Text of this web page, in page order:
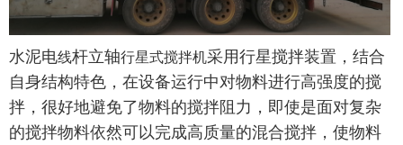
水泥电线杆立轴行星式搅拌机采用行星搅拌装置，结合
自身结构特色，在设备运行中对物料进行高强度的搅
拌，很好地避免了物料的搅拌阻力，即使是面对复杂
的搅拌物料依然可以完成高质量的混合搅拌，使物料